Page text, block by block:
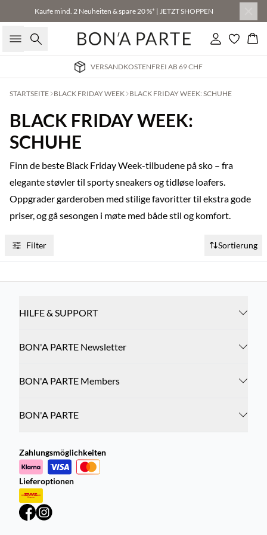
Kaufe mind. 2 Neuheiten & spare 20 %* | JETZT SHOPPEN
Suche Einloggen
VERSANDKOSTENFREI AB 69 CHF
STARTSEITE BLACK FRIDAY WEEK BLACK FRIDAY WEEK: SCHUHE
BLACK FRIDAY WEEK:
SCHUHE
Finn de beste Black Friday Week-tilbudene på sko – fra
elegante støvler til sporty sneakers og tidløse loafers.
Oppgrader garderoben med stilige favoritter til ekstra gode
priser, og gå sesongen i møte med både stil og komfort.
Filter Sortierung
HILFE & SUPPORT
BON'A PARTE Newsletter
BON'A PARTE Members
BON'A PARTE
Zahlungsmöglichkeiten
Lieferoptionen